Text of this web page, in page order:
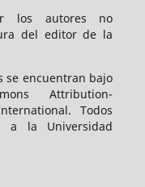
los autores no
del editor de la
se encuentran bajo
Attribution-
Todos
a la Universidad